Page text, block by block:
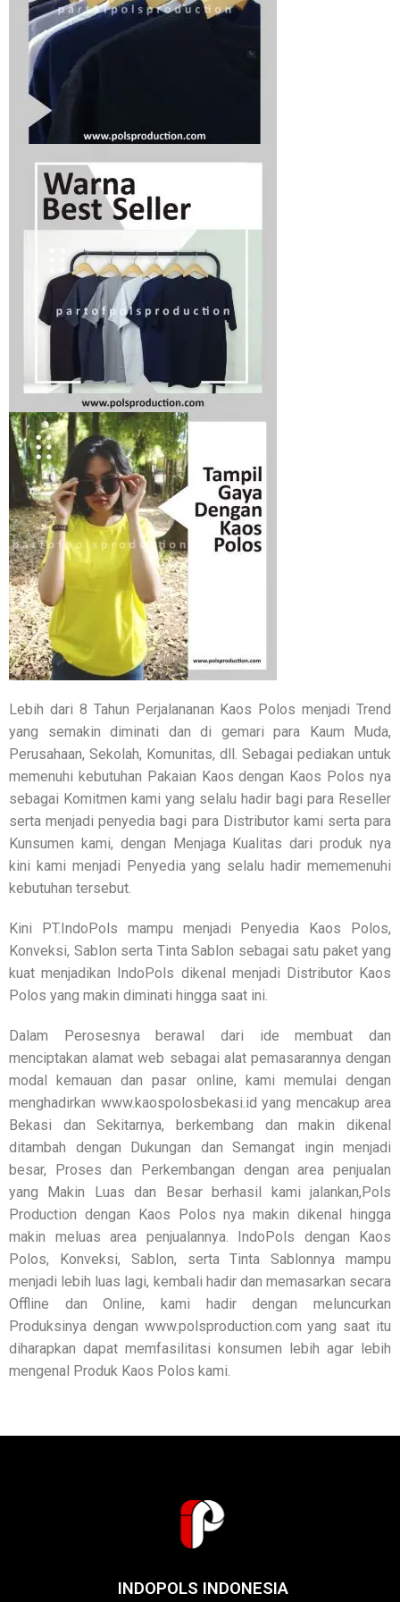
Lebih dari 8 Tahun Perjalananan Kaos Polos menjadi Trend
yang semakin diminati dan di gemari para Kaum Muda,
Perusahaan, Sekolah, Komunitas, dll. Sebagai pediakan untuk
memenuhi kebutuhan Pakaian Kaos dengan Kaos Polos nya
sebagai Komitmen kami yang selalu hadir bagi para Reseller
serta menjadi penyedia bagi para Distributor kami serta para
Kunsumen kami, dengan Menjaga Kualitas dari produk nya
kini kami menjadi Penyedia yang selalu hadir mememenuhi
kebutuhan tersebut.
Kini PT.IndoPols mampu menjadi Penyedia Kaos Polos,
Konveksi, Sablon serta Tinta Sablon sebagai satu paket yang
kuat menjadikan IndoPols dikenal menjadi Distributor Kaos
Polos yang makin diminati hingga saat ini.
Dalam Perosesnya berawal dari ide membuat dan
menciptakan alamat web sebagai alat pemasarannya dengan
modal kemauan dan pasar online, kami memulai dengan
menghadirkan www.kaospolosbekasi.id yang mencakup area
Bekasi dan Sekitarnya, berkembang dan makin dikenal
ditambah dengan Dukungan dan Semangat ingin menjadi
besar, Proses dan Perkembangan dengan area penjualan
yang Makin Luas dan Besar berhasil kami jalankan,Pols
Production dengan Kaos Polos nya makin dikenal hingga
makin meluas area penjualannya. IndoPols dengan Kaos
Polos, Konveksi, Sablon, serta Tinta Sablonnya mampu
menjadi lebih luas lagi, kembali hadir dan memasarkan secara
Offline dan Online, kami hadir dengan meluncurkan
Produksinya dengan www.polsproduction.com yang saat itu
diharapkan dapat memfasilitasi konsumen lebih agar lebih
mengenal Produk Kaos Polos kami.
INDOPOLS INDONESIA